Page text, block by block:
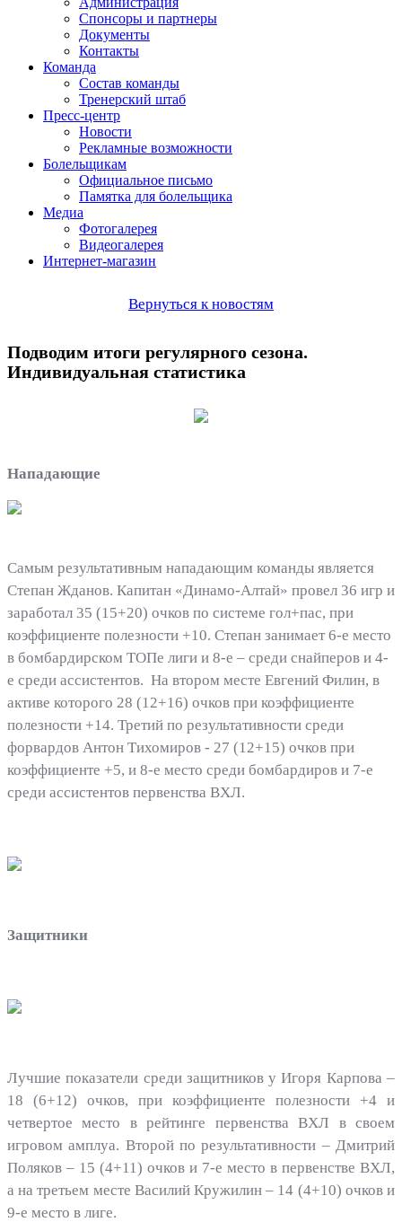
Спонсоры и партнеры
Документы
Контакты
Команда
Состав команды
Тренерский штаб
Пресс-центр
Новости
Рекламные возможности
Болельщикам
Официальное письмо
Памятка для болельщика
Медиа
Фотогалерея
Видеогалерея
Интернет-магазин
Вернуться к новостям
Подводим итоги регулярного сезона.
Индивидуальная статистика
Нападающие
Самым результативным нападающим команды является
Степан Жданов. Капитан «Динамо-Алтай» провел 36 игр и
заработал 35 (15+20) очков по системе гол+пас, при
коэффициенте полезности +10. Степан занимает 6-е место
в бомбардирском ТОПе лиги и 8-е – среди снайперов и 4-
е среди ассистентов. На втором месте Евгений Филин, в
активе которого 28 (12+16) очков при коэффициенте
полезности +14. Третий по результативности среди
форвардов Антон Тихомиров - 27 (12+15) очков при
коэффициенте +5, и 8-е место среди бомбардиров и 7-е
среди ассистентов первенства ВХЛ.
Защитники
Лучшие показатели среди защитников у Игоря Карпова –
18 (6+12) очков, при коэффициенте полезности +4 и
четвертое место в рейтинге первенства ВХЛ в своем
игровом амплуа. Второй по результативности – Дмитрий
Поляков – 15 (4+11) очков и 7-е место в первенстве ВХЛ,
а на третьем месте Василий Кружилин – 14 (4+10) очков и
9-е место в лиге.